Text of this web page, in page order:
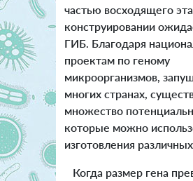
частью восходящего
конструировании
ГИБ. Благодаря
проектам по геному
микроорганизмов,
многих странах,
множество
которые можно
изготовления
Когда размер гена